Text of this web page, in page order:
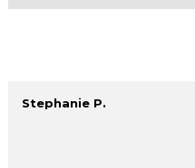
Stephanie P.